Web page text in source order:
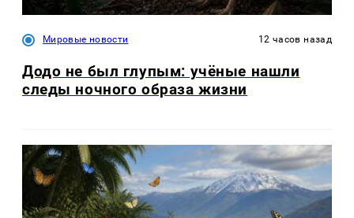
Мировые новости 12 часов назад
Додо не был глупым: учёные нашли
следы ночного образа жизни